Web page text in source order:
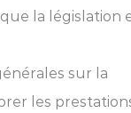
la législation
sur la
les